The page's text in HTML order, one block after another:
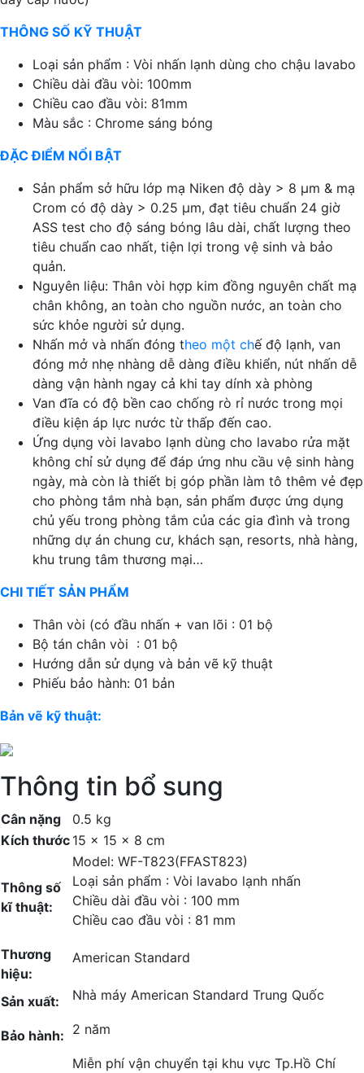
THÔNG SỐ KỸ THUẬT
Loại sản phẩm : Vòi nhấn lạnh dùng cho chậu lavabo
Chiều dài đầu vòi: 100mm
Chiều cao đầu vòi: 81mm
Màu sắc : Chrome sáng bóng
ĐẶC ĐIỂM NỔI BẬT
Sản phẩm sở hữu lớp mạ Niken độ dày > 8 μm & mạ
Crom có độ dày > 0.25 μm, đạt tiêu chuẩn 24 giờ
ASS test cho độ sáng bóng lâu dài, chất lượng theo
tiêu chuẩn cao nhất, tiện lợi trong vệ sinh và bảo
quản.
Nguyên liệu: Thân vòi hợp kim đồng nguyên chất mạ
chân không, an toàn cho nguồn nước, an toàn cho
sức khỏe người sử dụng.
Nhấn mở và nhấn đóng theo một chế độ lạnh, van
đóng mở nhẹ nhàng dễ dàng điều khiển, nút nhấn dễ
dàng vận hành ngay cả khi tay dính xà phòng
Van đĩa có độ bền cao chống rò rỉ nước trong mọi
điều kiện áp lực nước từ thấp đến cao.
Ứng dụng vòi lavabo lạnh dùng cho lavabo rửa mặt
không chỉ sử dụng để đáp ứng nhu cầu vệ sinh hàng
ngày, mà còn là thiết bị góp phần làm tô thêm vẻ đẹp
cho phòng tắm nhà bạn, sản phẩm được ứng dụng
chủ yếu trong phòng tắm của các gia đình và trong
những dự án chung cư, khách sạn, resorts, nhà hàng,
khu trung tâm thương mại…
CHI TIẾT SẢN PHẨM
Thân vòi (có đầu nhấn + van lõi : 01 bộ
Bộ tán chân vòi : 01 bộ
Hướng dẫn sử dụng và bản vẽ kỹ thuật
Phiếu bảo hành: 01 bản
Bản vẽ kỹ thuật:
Thông tin bổ sung
Cân nặng
0.5 kg
Kích thước 15 × 15 × 8 cm
Thông số
kĩ thuật:
Model: WF-T823(FFAST823)
Loại sản phẩm : Vòi lavabo lạnh nhấn
Chiều dài đầu vòi : 100 mm
Chiều cao đầu vòi : 81 mm
Thương
hiệu:
American Standard
Sản xuất: Nhà máy American Standard Trung Quốc
Bảo hành: 2 năm
Miễn phí vận chuyển tại khu vực Tp.Hồ Chí